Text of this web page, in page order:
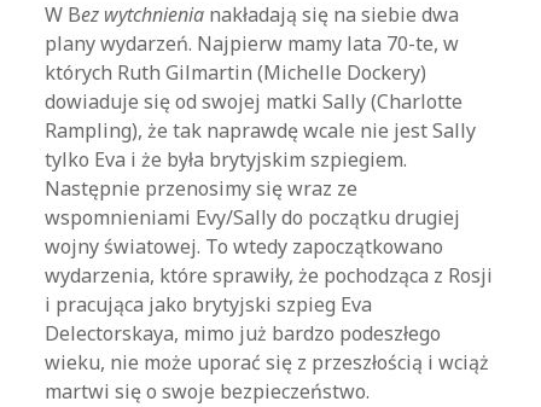
W Bez wytchnienia nakładają się na siebie dwa
plany wydarzeń. Najpierw mamy lata 70-te, w
których Ruth Gilmartin (Michelle Dockery)
dowiaduje się od swojej matki Sally (Charlotte
Rampling), że tak naprawdę wcale nie jest Sally
tylko Eva i że była brytyjskim szpiegiem.
Następnie przenosimy się wraz ze
wspomnieniami Evy/Sally do początku drugiej
wojny światowej. To wtedy zapoczątkowano
wydarzenia, które sprawiły, że pochodząca z Rosji
i pracująca jako brytyjski szpieg Eva
Delectorskaya, mimo już bardzo podeszłego
wieku, nie może uporać się z przeszłością i wciąż
martwi się o swoje bezpieczeństwo.